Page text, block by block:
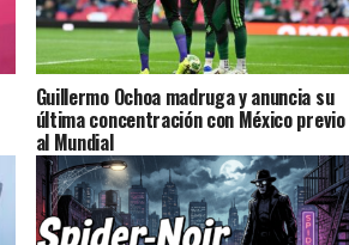
Guillermo Ochoa madruga y anuncia su
última concentración con México previo
al Mundial